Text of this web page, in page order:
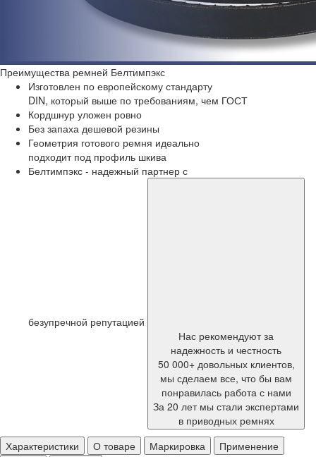
Преимущества ремней Белтимпэкс
Изготовлен по европейскому стандарту
DIN, который выше по требованиям, чем ГОСТ
Кордшнур уложен ровно
Без запаха дешевой резины
Геометрия готового ремня идеально
подходит под профиль шкива
Белтимпэкс - надежный партнер с
безупречной репутацией
Нас рекомендуют за
надежность и честность
50 000+ довольных клиентов,
мы сделаем все, что бы вам
понравилась работа с нами
За 20 лет мы стали экспертами
в приводных ремнях
Характеристики
О товаре Маркировка Применение